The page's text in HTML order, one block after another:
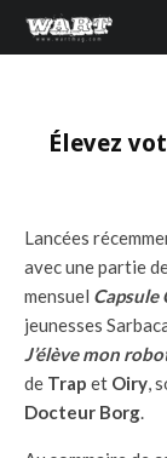
Élevez
Lancées
avec une partie
mensuel Capsule
jeunesses
J’élève mon
de Trap et Oiry,
Docteur Borg.